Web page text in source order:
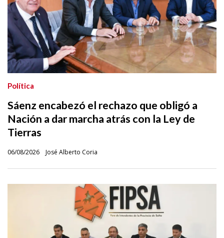
Sáenz encabezó el rechazo que obligó a
Nación a dar marcha atrás con la Ley de
Tierras
José Alberto Coria
Política
06/08/2026